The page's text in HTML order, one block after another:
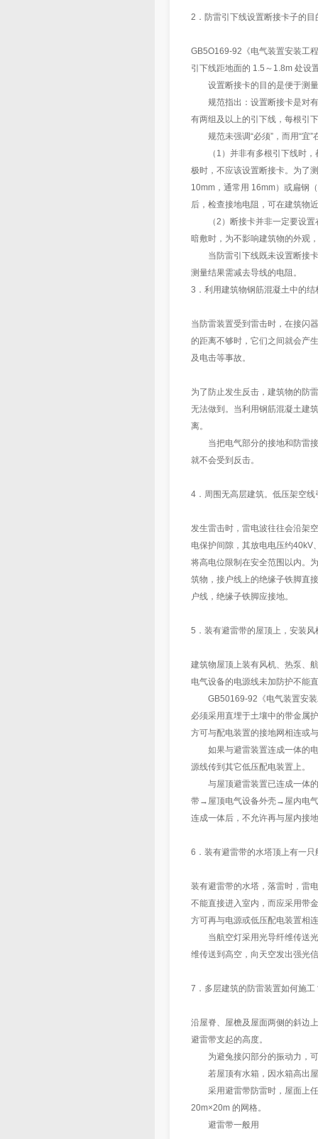
2．防雷引下线设置断接卡子的目
GB5O169-92《电气装置安装工
引下线距地面的 1.5～1.8m 处设
设置断接卡的目的是便于测量
规范指出：设置断接卡是对有
有两组及以上的引下线，每根引
规范未强调“必须”，而用“宜”
（1）并非有多根引下线时，
极时，不应该设置断接卡。为了
10mm，通常用 16mm）或扁钢
后，检查接地电阻，可在建筑物
（2）断接卡并非一定要设置
暗敷时，为不影响建筑物的外观
当防雷引下线既未设置断接卡
测量结果需减去导线的电阻。
3．利用建筑物钢筋混凝土中的
当防雷装置受到雷击时，在接闪
的距离不够时，它们之间就会产
及电击等事故。
为了防止发生反击，建筑物的防
无法做到。当利用钢筋混凝土建
离。
当把电气部分的接地和防雷接
就不会受到反击。
4．周围无高层建筑。低压架空
发生雷击时，雷电波往往会沿架
电保护间隙，其放电电压约40kV
将高电位限制在安全范围以内。
筑物，接户线上的绝缘子铁脚直
户线，绝缘子铁脚应接地。
5．装有避雷带的屋顶上，安装
建筑物屋顶上装有风机、热泵、
电气设备的电源线未加防护不能
GB50169-92《电气装置安装
必须采用直埋于土壤中的带金属
方可与配电装置的接地网相连或
如果与避雷装置连成一体的电
源线传到其它低压配电装置上。
与屋顶避雷装置已连成一体的
带→屋顶电气设备外壳→屋内电气
连成一体后，不允许再与屋内接
6．装有避雷带的水塔顶上有一
装有避雷带的水塔，落雷时，雷
不能直接进入室内，而应采用带
方可再与电源或低压配电装置相
当航空灯采用光导纤维传送光
维传送到高空，向天空发出强光
7．多层建筑的防雷装置如何施工
沿屋脊、屋檐及屋面两侧的斜边
避雷带支起的高度。
为避兔接闪部分的振动力，可
若屋顶有水箱，因水箱高出屋
采用避雷带防雷时，屋面上任
20m×20m 的网格。
避雷带一般用